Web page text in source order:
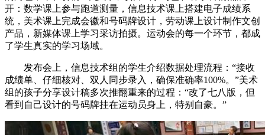
开：数学课上参与跑道测量，信息技术课上搭建电子成绩系
统，美术课上完成会徽和号码牌设计，劳动课上设计制作文创
产品，新媒体课上学习采访拍摄。运动会的每一个环节，都成
了学生真实的学习场域。
发布会上，信息技术组的学生介绍数据处理流程：“接收
成绩单、仔细核对、双人同步录入，确保准确率100%。”美术
组的孩子分享设计稿多次推翻重来的过程：“改了七八版，但
看到自己设计的号码牌挂在运动员身上，特别自豪。”